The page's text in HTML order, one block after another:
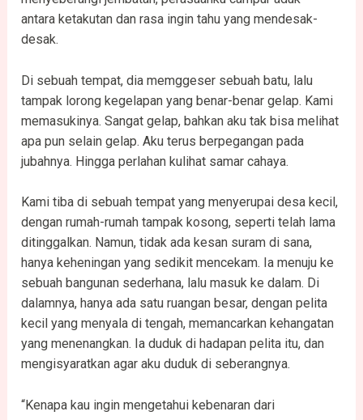
antara ketakutan dan rasa ingin tahu yang mendesak-
desak.
Di sebuah tempat, dia memggeser sebuah batu, lalu
tampak lorong kegelapan yang benar-benar gelap. Kami
memasukinya. Sangat gelap, bahkan aku tak bisa melihat
apa pun selain gelap. Aku terus berpegangan pada
jubahnya. Hingga perlahan kulihat samar cahaya.
Kami tiba di sebuah tempat yang menyerupai desa kecil,
dengan rumah-rumah tampak kosong, seperti telah lama
ditinggalkan. Namun, tidak ada kesan suram di sana,
hanya keheningan yang sedikit mencekam. Ia menuju ke
sebuah bangunan sederhana, lalu masuk ke dalam. Di
dalamnya, hanya ada satu ruangan besar, dengan pelita
kecil yang menyala di tengah, memancarkan kehangatan
yang menenangkan. Ia duduk di hadapan pelita itu, dan
mengisyaratkan agar aku duduk di seberangnya.
“Kenapa kau ingin mengetahui kebenaran dari